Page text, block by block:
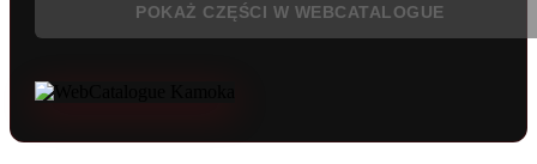
POKAŻ CZĘŚCI W WEBCATALOGUE